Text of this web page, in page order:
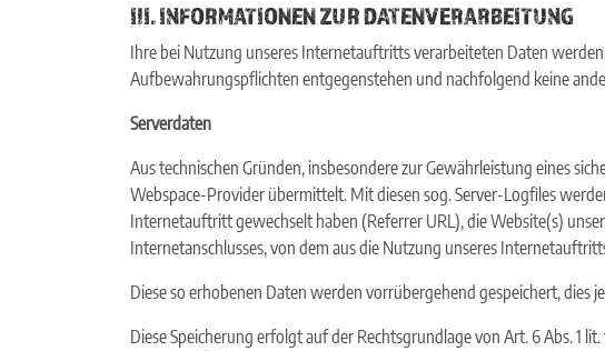
III. INFORMATIONEN ZUR DATENVERARBEITUNG
Ihre bei Nutzung unseres Internetauftritts verarbeiteten Daten
Aufbewahrungspflichten entgegenstehen und nachfolgend keine
Serverdaten
Aus technischen Gründen, insbesondere zur Gewährleistung eines
Webspace-Provider übermittelt. Mit diesen sog. Server-Logfiles
Internetauftritt gewechselt haben (Referrer URL), die Website(s)
Internetanschlusses, von dem aus die Nutzung unseres
Diese so erhobenen Daten werden vorrübergehend gespeichert, dies
Diese Speicherung erfolgt auf der Rechtsgrundlage von Art. 6 Abs. 1